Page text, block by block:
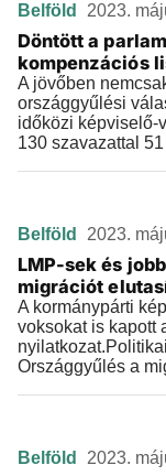
Belföld 2023.
Döntött a
kompenzációs
A jövőben
országgyűlési
időközi képviselő-
130 szavazattal
Belföld 2023.
LMP-sek és
migrációt
A kormánypárti
voksokat is kapott
Országgyűlés a
Belföld 2023.